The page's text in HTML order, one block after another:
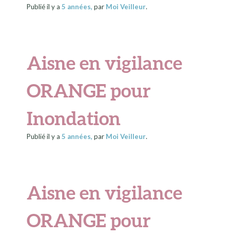
Publié il y a5 années,par Moi Veilleur.
Aisne en vigilance
ORANGE pour
Inondation
Publié il y a5 années,par Moi Veilleur.
Aisne en vigilance
ORANGE pour